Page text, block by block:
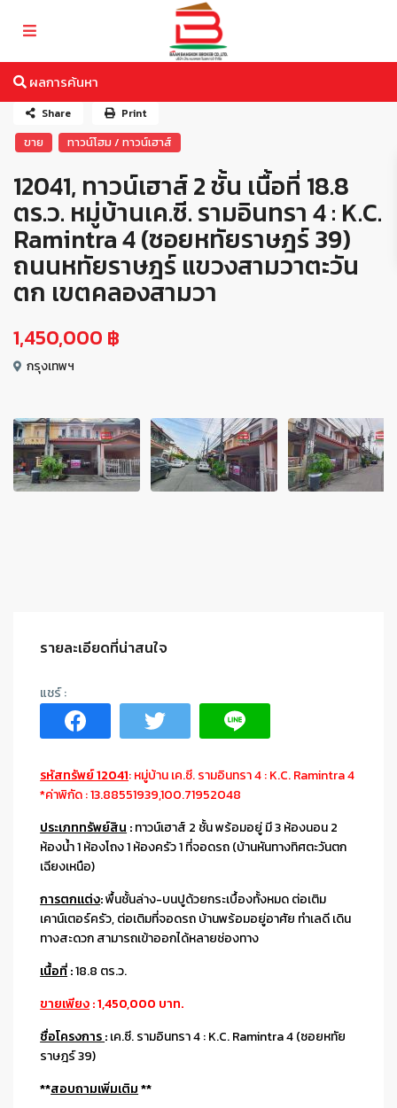
ผลการค้นหา
ขาย ทาวน์โฮม / ทาวน์เฮาส์
12041, ทาวน์เฮาส์ 2 ชั้น เนื้อที่ 18.8
ตร.ว. หมู่บ้านเค.ซี. รามอินทรา 4 : K.C.
Ramintra 4 (ซอยหทัยราษฎร์ 39)
ถนนหทัยราษฎร์ แขวงสามวาตะวัน
ตก เขตคลองสามวา
1,450,000 ฿
กรุงเทพฯ
Share Print
รายละเอียดที่น่าสนใจ
รหัสทรัพย์ 12041: หมู่บ้าน เค.ซี. รามอินทรา 4 : K.C. Ramintra 4
*ค่าพิกัด : 13.88551939,100.71952048
ประเภททรัพย์สิน :ทาวน์เฮาส์ 2 ชั้น พร้อมอยู่ มี 3 ห้องนอน 2
ห้องน้ำ 1 ห้องโถง 1 ห้องครัว 1 ที่จอดรถ (บ้านหันทางทิศตะวันตก
เฉียงเหนือ)
การตกแต่ง:พื้นชั้นล่าง-บนปูด้วยกระเบื้องทั้งหมด ต่อเติม
เคาน์เตอร์ครัว, ต่อเติมที่จอดรถ บ้านพร้อมอยู่อาศัย ทำเลดี เดิน
ทางสะดวก สามารถเข้าออกได้หลายช่องทาง
เนื้อที่:18.8 ตร.ว.
ขายเพียง: 1,450,000 บาท.
ชื่อโครงการ:เค.ซี. รามอินทรา 4 : K.C. Ramintra 4 (ซอยหทัย
ราษฎร์ 39)
**สอบถามเพิ่มเติม**